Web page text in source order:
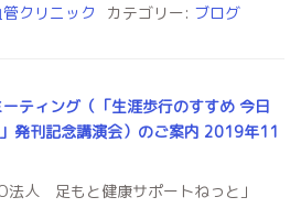
クリニック カテゴリー: ブログ
ティング（「生涯歩行のすすめ 今日
発刊記念講演会）のご案内 2019年11
法人 足もと健康サポートねっと」